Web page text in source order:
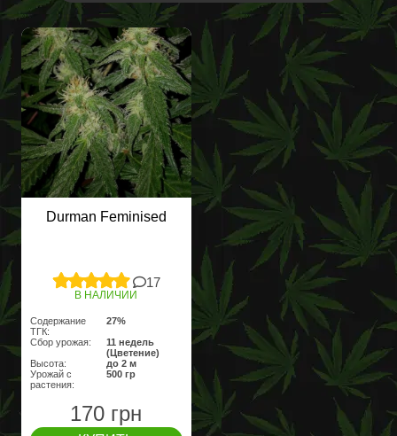
Durman Feminised
17
В НАЛИЧИИ
Содержание
ТГК:
27%
Сбор урожая:
11 недель
(Цветение)
Высота:
до 2 м
Урожай с
растения:
500 гр
170 грн